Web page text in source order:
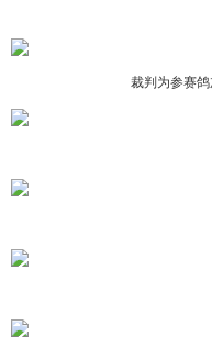
裁判为参赛